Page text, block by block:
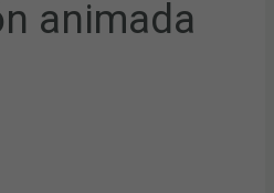
animada